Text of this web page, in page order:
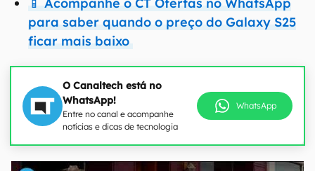
para saber quando o preço do Galaxy S25
ficar mais baixo
O Canaltech está no
WhatsApp!
Entre no canal e acompanhe
notícias e dicas de tecnologia
WhatsApp